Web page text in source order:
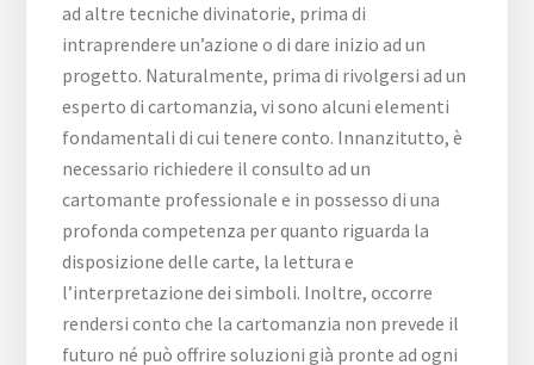
ad altre tecniche divinatorie, prima di
intraprendere un’azione o di dare inizio ad un
progetto. Naturalmente, prima di rivolgersi ad un
esperto di cartomanzia, vi sono alcuni elementi
fondamentali di cui tenere conto. Innanzitutto, è
necessario richiedere il consulto ad un
cartomante professionale e in possesso di una
profonda competenza per quanto riguarda la
disposizione delle carte, la lettura e
l’interpretazione dei simboli. Inoltre, occorre
rendersi conto che la cartomanzia non prevede il
futuro né può offrire soluzioni già pronte ad ogni